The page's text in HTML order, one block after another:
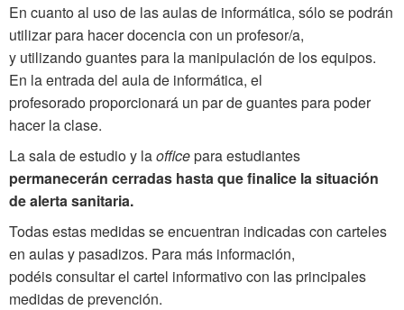
En cuanto al uso de las aulas de informática, sólo se podrán
utilizar para hacer docencia con un profesor/a,
y utilizando guantes para la manipulación de los equipos.
En la entrada del aula de informática, el
profesorado proporcionará un par de guantes para poder
hacer la clase.
La sala de estudio y laofficepara estudiantes
permanecerán cerradas hasta que finalice la situación
de alerta sanitaria.
Todas estas medidas se encuentran indicadas con carteles
en aulas y pasadizos. Para más información,
podéis consultar el cartel informativo con las principales
medidas de prevención.